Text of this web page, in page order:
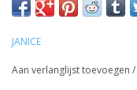
JANICE
Aan verlanglijst toevoegen /